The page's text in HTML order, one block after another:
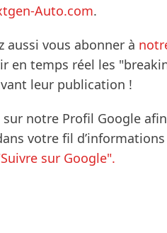
Auto.com.
aussi vous abonner à
en temps réel les
leur publication !
notre Profil Google
votre fil
sur Google".